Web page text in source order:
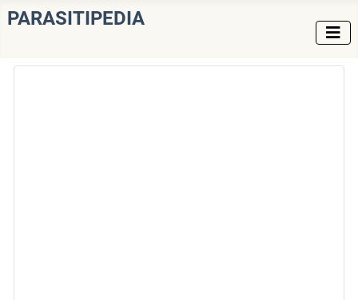
PARASITIPEDIA